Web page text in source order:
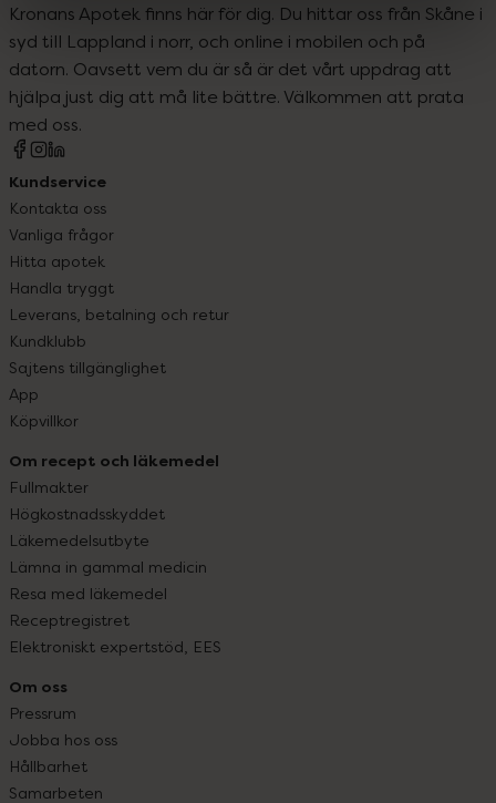
Kronans Apotek finns här för dig. Du hittar oss från Skåne i
syd till Lappland i norr, och online i mobilen och på
datorn. Oavsett vem du är så är det vårt uppdrag att
hjälpa just dig att må lite bättre. Välkommen att prata
med oss.
Kundservice
Kontakta oss
Vanliga frågor
Hitta apotek
Handla tryggt
Leverans, betalning och retur
Kundklubb
Sajtens tillgänglighet
App
Köpvillkor
Om recept och läkemedel
Fullmakter
Högkostnadsskyddet
Läkemedelsutbyte
Lämna in gammal medicin
Resa med läkemedel
Receptregistret
Elektroniskt expertstöd, EES
Om oss
Pressrum
Jobba hos oss
Hållbarhet
Samarbeten